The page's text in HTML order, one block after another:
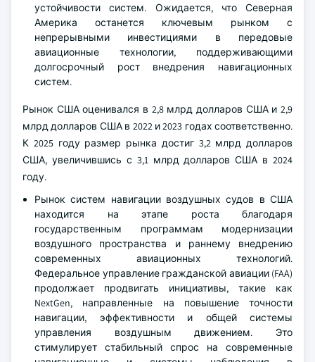
устойчивости систем. Ожидается, что Северная
Америка останется ключевым рынком с
непрерывными инвестициями в передовые
авиационные технологии, поддерживающими
долгосрочный рост внедрения навигационных
систем.
Рынок США оценивался в 2,8 млрд долларов США и 2,9
млрд долларов США в 2022 и 2023 годах соответственно.
К 2025 году размер рынка достиг 3,2 млрд долларов
США, увеличившись с 3,1 млрд долларов США в 2024
году.
Рынок систем навигации воздушных судов в США
находится на этапе роста благодаря
государственным программам модернизации
воздушного пространства и раннему внедрению
современных авиационных технологий.
Федеральное управление гражданской авиации (FAA)
продолжает продвигать инициативы, такие как
NextGen, направленные на повышение точности
навигации, эффективности и общей системы
управления воздушным движением. Это
стимулирует стабильный спрос на современные